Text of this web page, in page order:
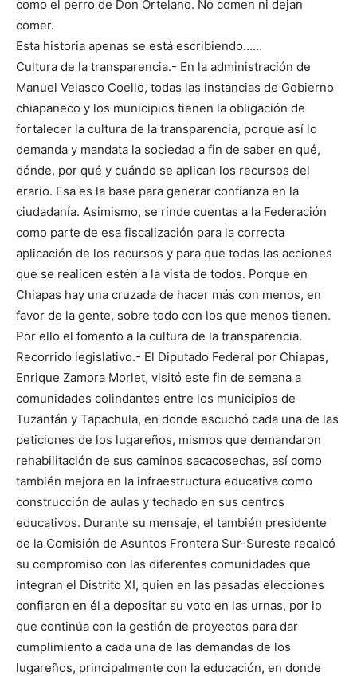
como el perro de Don Ortelano. No comen ni dejan
comer.
Esta historia apenas se está escribiendo……
Cultura de la transparencia.- En la administración de
Manuel Velasco Coello, todas las instancias de Gobierno
chiapaneco y los municipios tienen la obligación de
fortalecer la cultura de la transparencia, porque así lo
demanda y mandata la sociedad a fin de saber en qué,
dónde, por qué y cuándo se aplican los recursos del
erario. Esa es la base para generar confianza en la
ciudadanía. Asimismo, se rinde cuentas a la Federación
como parte de esa fiscalización para la correcta
aplicación de los recursos y para que todas las acciones
que se realicen estén a la vista de todos. Porque en
Chiapas hay una cruzada de hacer más con menos, en
favor de la gente, sobre todo con los que menos tienen.
Por ello el fomento a la cultura de la transparencia.
Recorrido legislativo.- El Diputado Federal por Chiapas,
Enrique Zamora Morlet, visitó este fin de semana a
comunidades colindantes entre los municipios de
Tuzantán y Tapachula, en donde escuchó cada una de las
peticiones de los lugareños, mismos que demandaron
rehabilitación de sus caminos sacacosechas, así como
también mejora en la infraestructura educativa como
construcción de aulas y techado en sus centros
educativos. Durante su mensaje, el también presidente
de la Comisión de Asuntos Frontera Sur-Sureste recalcó
su compromiso con las diferentes comunidades que
integran el Distrito XI, quien en las pasadas elecciones
confiaron en él a depositar su voto en las urnas, por lo
que continúa con la gestión de proyectos para dar
cumplimiento a cada una de las demandas de los
lugareños, principalmente con la educación, en donde